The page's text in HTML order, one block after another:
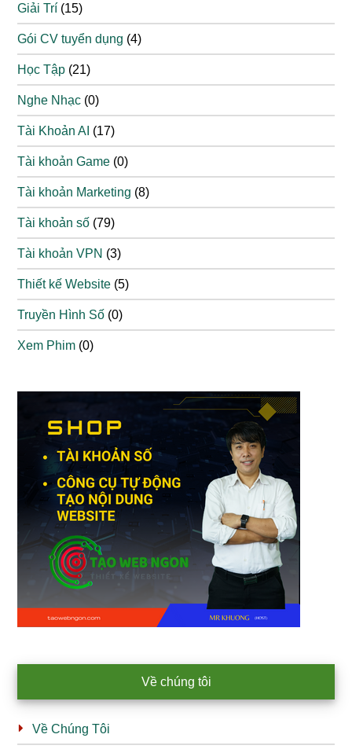
Giải Trí (15)
Gói CV tuyển dụng (4)
Học Tập (21)
Nghe Nhạc (0)
Tài Khoản AI (17)
Tài khoản Game (0)
Tài khoản Marketing (8)
Tài khoản số (79)
Tài khoản VPN (3)
Thiết kế Website (5)
Truyền Hình Số (0)
Xem Phim (0)
Về chúng tôi
Về Chúng Tôi